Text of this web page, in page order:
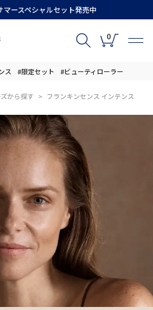
マースペシャルセット発売中
0
ス #限定セット #ビューティローラー
から探す フランキンセンス インテンス